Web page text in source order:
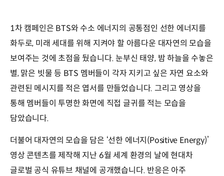
1차 캠페인은 BTS와 수소 에너지의 공통점인 선한 에너지를
화두로, 미래 세대를 위해 지켜야 할 아름다운 대자연의 모습을
보여주는 것에 초점을 뒀습니다. 눈부신 태양, 밤 하늘을 수놓은
별, 맑은 빗물 등 BTS 멤버들이 각자 지키고 싶은 자연 요소와
관련된 메시지를 적은 엽서를 만들었습니다. 그리고 영상을
통해 멤버들이 투명한 화면에 직접 글귀를 적는 모습을
담았습니다.
더불어 대자연의 모습을 담은 ‘선한 에너지(Positive Energy)’
영상 콘텐츠를 제작해 지난 6월 세계 환경의 날에 현대차
글로벌 공식 유튜브 채널에 공개했습니다. 반응은 아주